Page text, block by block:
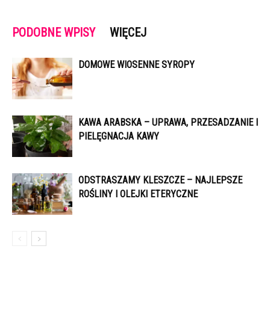
PODOBNE WPISY WIĘCEJ
DOMOWE WIOSENNE SYROPY
KAWA ARABSKA – UPRAWA, PRZESADZANIE I
PIELĘGNACJA KAWY
ODSTRASZAMY KLESZCZE – NAJLEPSZE
ROŚLINY I OLEJKI ETERYCZNE